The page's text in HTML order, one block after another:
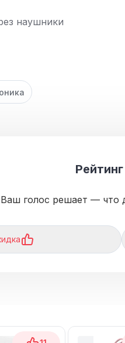
наушники
Ваш голос решает — что